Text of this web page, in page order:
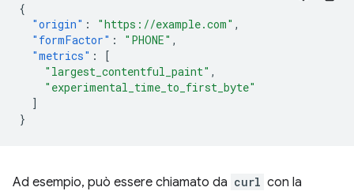
{
"origin" : "https://example.com" ,
"formFactor" : "PHONE" ,
"metrics" :
[
"largest_contentful_paint" ,
"experimental_time_to_first_byte"
]
}
Ad esempio, può essere chiamato da curl con la